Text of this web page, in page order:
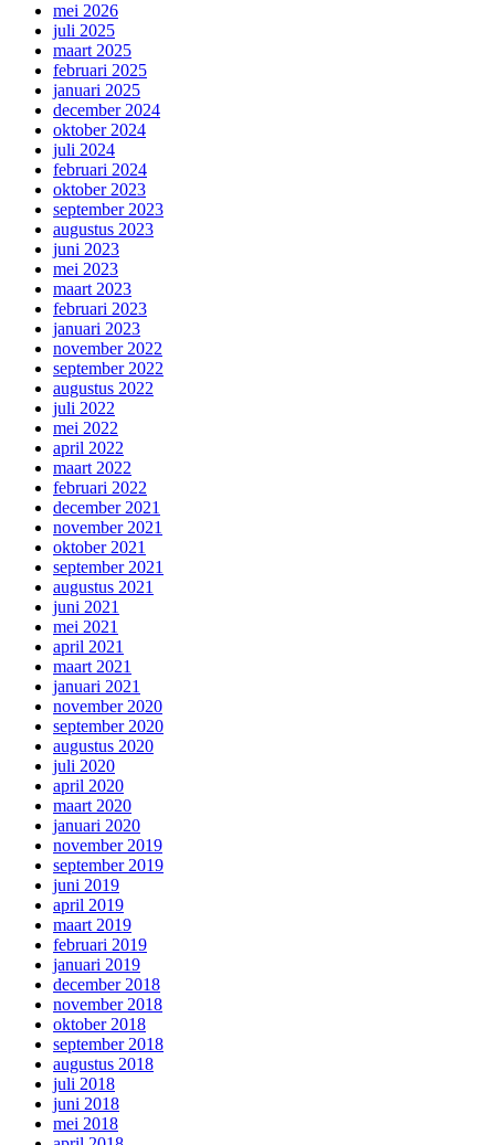
mei 2026
juli 2025
maart 2025
februari 2025
januari 2025
december 2024
oktober 2024
juli 2024
februari 2024
oktober 2023
september 2023
augustus 2023
juni 2023
mei 2023
maart 2023
februari 2023
januari 2023
november 2022
september 2022
augustus 2022
juli 2022
mei 2022
april 2022
maart 2022
februari 2022
december 2021
november 2021
oktober 2021
september 2021
augustus 2021
juni 2021
mei 2021
april 2021
maart 2021
januari 2021
november 2020
september 2020
augustus 2020
juli 2020
april 2020
maart 2020
januari 2020
november 2019
september 2019
juni 2019
april 2019
maart 2019
februari 2019
januari 2019
december 2018
november 2018
oktober 2018
september 2018
augustus 2018
juli 2018
juni 2018
mei 2018